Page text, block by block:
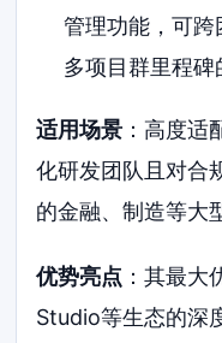
管理功能，可
多项目群里程碑
适用场景 ：高度适
化研发团队且对合
的金融、制造等大
优势亮点 ：其最
Studio等生态的深